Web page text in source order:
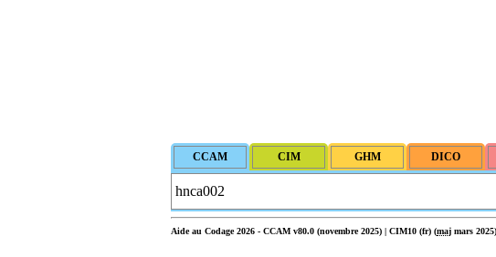
Aide au Codage 2026 - CCAM v80.0 (novembre 2025) | CIM10 (fr) (maj mars